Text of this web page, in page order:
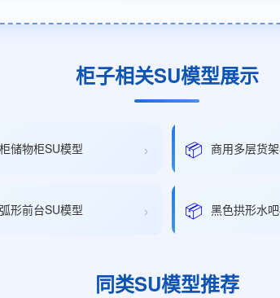
柜子相关SU模型展示
储物柜SU模型 › 📦 商用多层货
形前台SU模型 › 📦 黑色拱形水
同类SU模型推荐